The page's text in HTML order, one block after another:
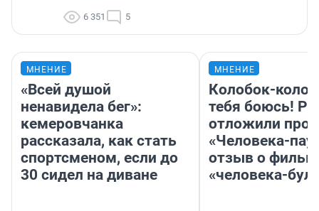
6 351 5
МНЕНИЕ
«Всей душой
ненавидела бег»:
кемеровчанка
рассказала, как стать
спортсменом, если до
30 сидел на диване
МНЕНИЕ
Колобок-
тебя боюсь!
отложили
«Человека-
отзыв о
«человека-